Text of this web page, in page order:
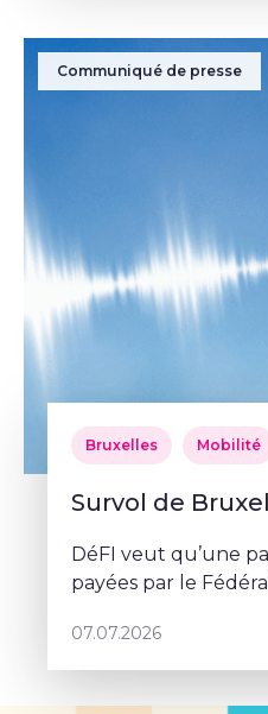
Communiqué de presse
Bruxelles Mobilité
Survol de
DéFI veut qu’une
payées par le
07.07.2026